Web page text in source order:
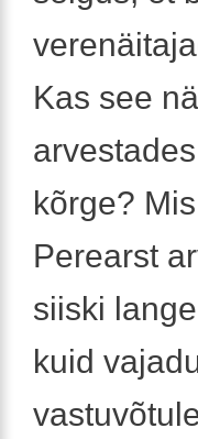
Kas see
kõrge?
Perearst
siiski
kuid